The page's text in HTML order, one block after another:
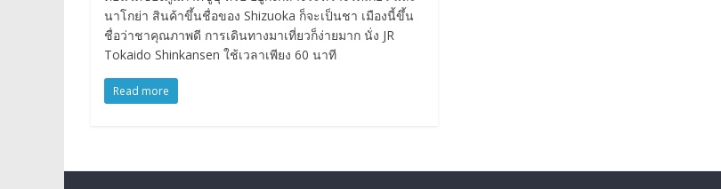
นาโกย่า สินค้าขึ้นชื่อของ Shizuoka ก็จะเป็นชา เมืองนี้ขึ้น
ชื่อว่าชาคุณภาพดี การเดินทางมาเที่ยวก็ง่ายมาก นั่ง JR
Tokaido Shinkansen ใช้เวลาเพียง 60 นาที
Read more